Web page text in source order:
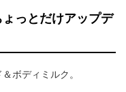
っとだけアップデ
ボディミルク。